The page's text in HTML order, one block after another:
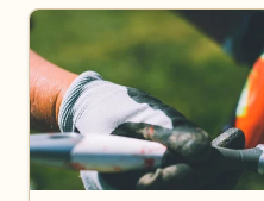
Bli frivillig i DNT Sunnmøre